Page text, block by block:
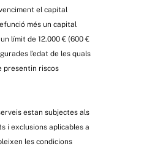
el capital
més un capital
límit de 12.000 € (600 €
l’edat de les quals
presentin riscos
estan subjectes als
i exclusions aplicables a
les condicions